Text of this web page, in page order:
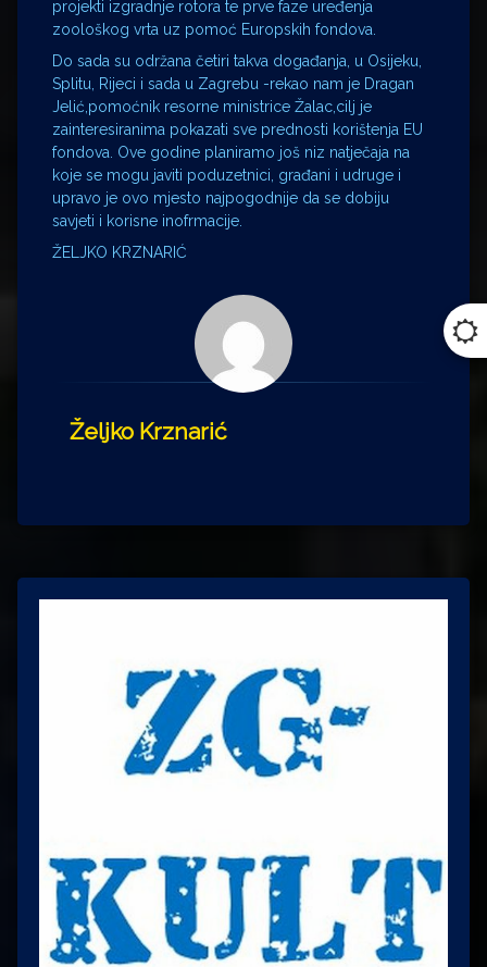
projekti izgradnje rotora te prve faze uređenja
zoološkog vrta uz pomoć Europskih fondova.
Do sada su održana četiri takva događanja, u Osijeku,
Splitu, Rijeci i sada u Zagrebu -rekao nam je Dragan
Jelić,pomoćnik resorne ministrice Žalac,cilj je
zainteresiranima pokazati sve prednosti korištenja EU
fondova. Ove godine planiramo još niz natječaja na
koje se mogu javiti poduzetnici, građani i udruge i
upravo je ovo mjesto najpogodnije da se dobiju
savjeti i korisne inofrmacije.
ŽELJKO KRZNARIĆ
Željko Krznarić